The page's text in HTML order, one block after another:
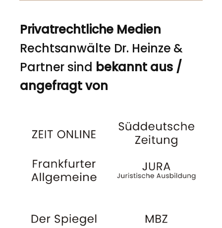
Privatrechtliche Medien
Rechtsanwälte Dr. Heinze &
Partner sind bekannt aus /
angefragt von